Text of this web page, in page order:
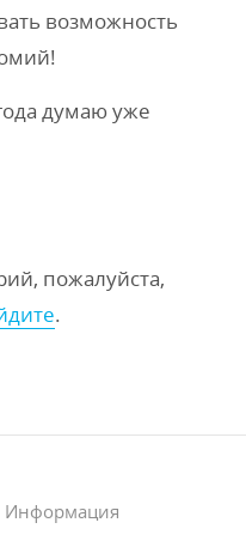
возможность
думаю уже
пожалуйста,
.
Информация